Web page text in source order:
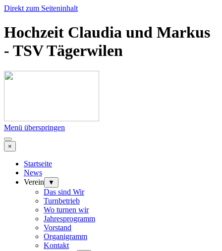
Direkt zum Seiteninhalt
Hochzeit Claudia und Markus
- TSV Tägerwilen
Menü überspringen
×
Startseite
News
Verein
▼
Das sind Wir
Turnbetrieb
Wo turnen wir
Jahresprogramm
Vorstand
Organigramm
Kontakt